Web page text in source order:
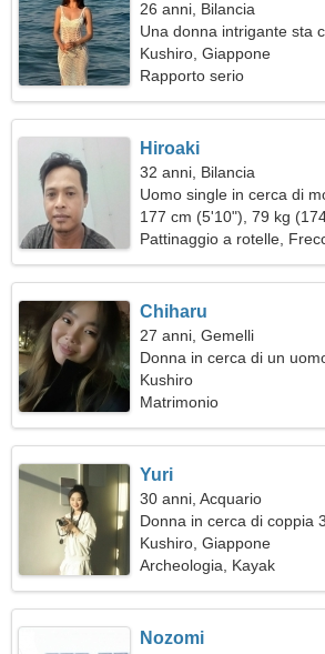
26 anni, Bilancia
Una donna intrigante sta
appuntamento
Kushiro, Giappone
Rapporto serio
Hiroaki
32 anni, Bilancia
Uomo single in cerca di
177 cm (5'10"), 79 kg
Pattinaggio a rotelle,
Chiharu
27 anni, Gemelli
Donna in cerca di un
Kushiro
Matrimonio
Yuri
30 anni, Acquario
Donna in cerca di coppia
Kushiro, Giappone
Archeologia, Kayak
Nozomi